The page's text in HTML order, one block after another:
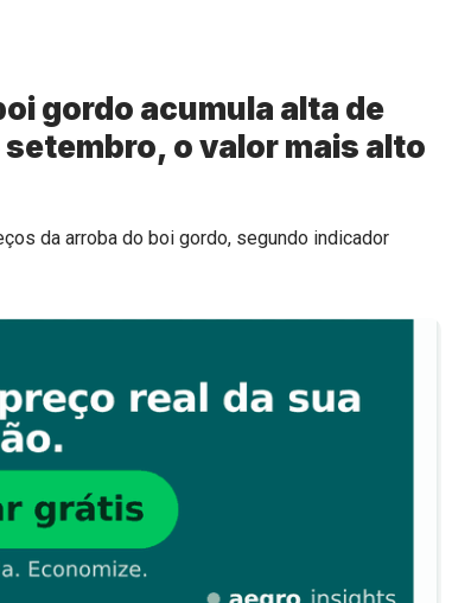
gordo acumula alta de
setembro, o valor mais alto
da arroba do boi gordo, segundo indicador